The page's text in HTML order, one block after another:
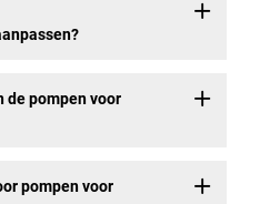
de pompen voor
pompen voor